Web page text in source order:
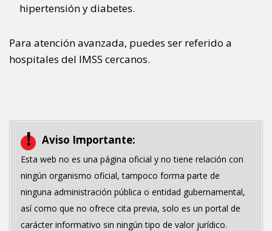
hipertensión y diabetes.
Para atención avanzada, puedes ser referido a
hospitales del IMSS cercanos.
Aviso Importante:
Esta web no es una página oficial y no tiene relación con
ningún organismo oficial, tampoco forma parte de
ninguna administración pública o entidad gubernamental,
así como que no ofrece cita previa, solo es un portal de
carácter informativo sin ningún tipo de valor jurídico.